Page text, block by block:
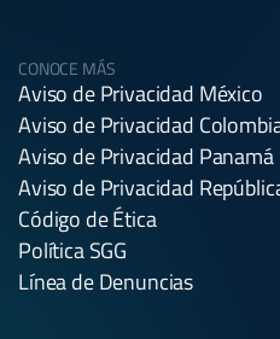
CONOCE MÁS
Aviso de Privacidad México
Aviso de Privacidad
Aviso de Privacidad Panamá
Aviso de Privacidad
Código de Ética
Política SGG
Línea de Denuncias